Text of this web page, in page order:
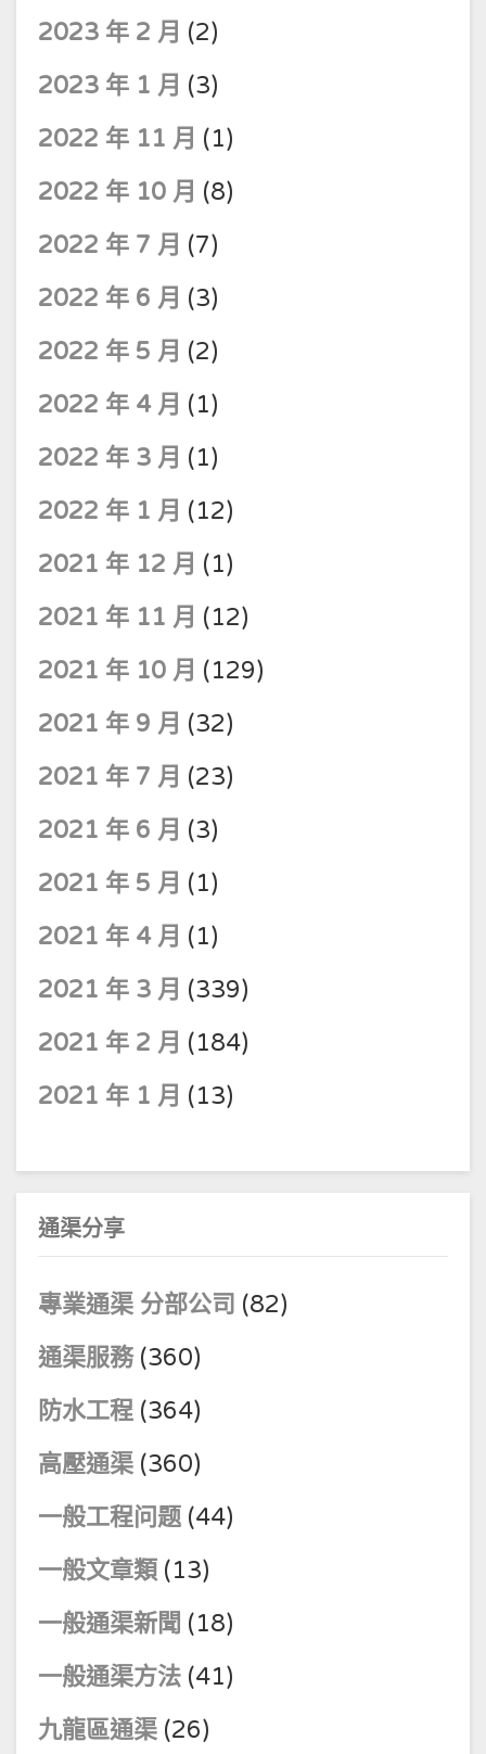
2023 年 2 月 (2)
2023 年 1 月 (3)
2022 年 11 月 (1)
2022 年 10 月 (8)
2022 年 7 月 (7)
2022 年 6 月 (3)
2022 年 5 月 (2)
2022 年 4 月 (1)
2022 年 3 月 (1)
2022 年 1 月 (12)
2021 年 12 月 (1)
2021 年 11 月 (12)
2021 年 10 月 (129)
2021 年 9 月 (32)
2021 年 7 月 (23)
2021 年 6 月 (3)
2021 年 5 月 (1)
2021 年 4 月 (1)
2021 年 3 月 (339)
2021 年 2 月 (184)
2021 年 1 月 (13)
通渠分享
專業通渠 分部公司 (82)
通渠服務 (360)
防水工程 (364)
高壓通渠 (360)
一般工程问题 (44)
一般文章類 (13)
一般通渠新聞 (18)
一般通渠方法 (41)
九龍區通渠 (26)